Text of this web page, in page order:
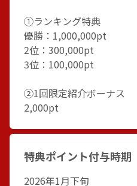
①ランキング特典
優勝：1,000,000pt
2位：300,000pt
3位：100,000pt
②1回限定紹介ボーナス
2,000pt
特典ポイント付与時期
2026年1月下旬